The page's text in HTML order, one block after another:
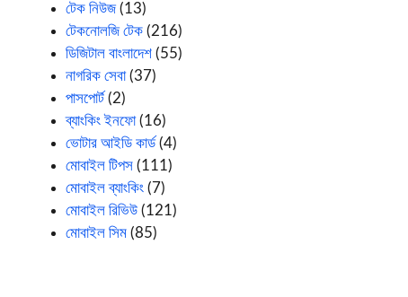
টেক নিউজ(13)
টেকনোলজি টেক (216)
ডিজিটাল বাংলাদেশ (55)
নাগরিক সেবা(37)
পাসপোর্ট (2)
ব্যাংকিং ইনফো(16)
ভোটার আইডি কার্ড (4)
মোবাইল টিপস (111)
মোবাইল ব্যাংকিং (7)
মোবাইল রিভিউ (121)
মোবাইল সিম (85)